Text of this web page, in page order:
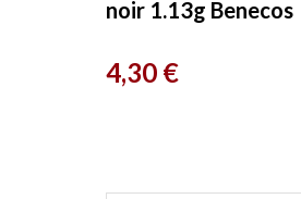
noir 1.13g Benecos
Prix
4,30 €